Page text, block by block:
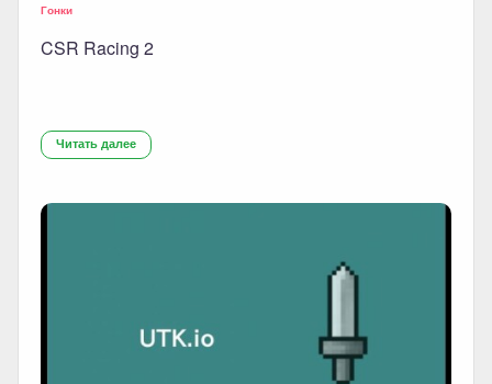
Гонки
CSR Racing 2
Читать далее